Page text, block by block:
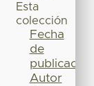
Esta
colección
Fecha
de
publicación
Autor